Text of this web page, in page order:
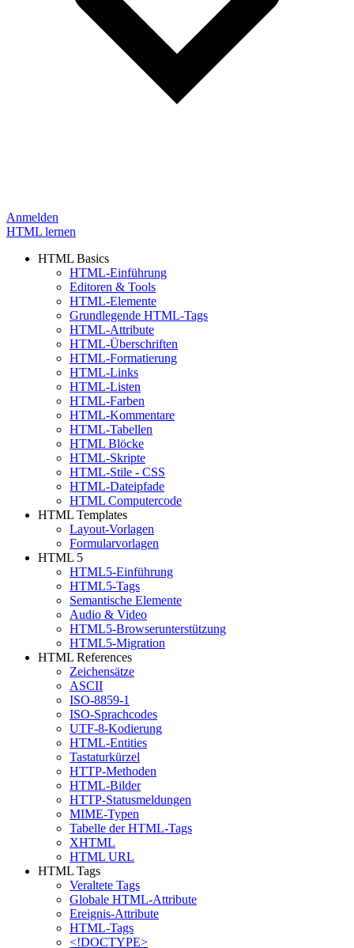
Anmelden
HTML lernen
HTML Basics
HTML-Einführung
Editoren & Tools
HTML-Elemente
Grundlegende HTML-Tags
HTML-Attribute
HTML-Überschriften
HTML-Formatierung
HTML-Links
HTML-Listen
HTML-Farben
HTML-Kommentare
HTML-Tabellen
HTML Blöcke
HTML-Skripte
HTML-Stile - CSS
HTML-Dateipfade
HTML Computercode
HTML Templates
Layout-Vorlagen
Formularvorlagen
HTML 5
HTML5-Einführung
HTML5-Tags
Semantische Elemente
Audio & Video
HTML5-Browserunterstützung
HTML5-Migration
HTML References
Zeichensätze
ASCII
ISO-8859-1
ISO-Sprachcodes
UTF-8-Kodierung
HTML-Entities
Tastaturkürzel
HTTP-Methoden
HTML-Bilder
HTTP-Statusmeldungen
MIME-Typen
Tabelle der HTML-Tags
XHTML
HTML URL
HTML Tags
Veraltete Tags
Globale HTML-Attribute
Ereignis-Attribute
HTML-Tags
<!DOCTYPE>